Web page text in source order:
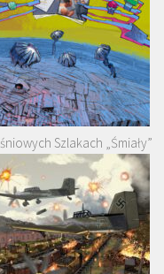
Szlakach „Śmiały”